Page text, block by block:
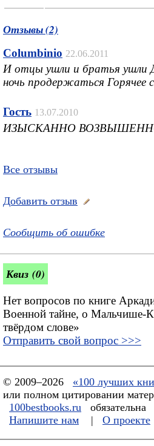
Отзывы (2)
Columbinio 22.06.2011
И отцы ушли и братья ушли
ночь продержаться Горячее
Гость 13.07.2010
ИЗЫСКАННО
Все отзывы
Добавить отзыв
Сообщить об ошибке
Квиз (0)
Нет вопросов по книге
Военной тайне, о Мальчише-
твёрдом слове»
Отправить свой вопрос >>>
© 2009–2026 «100 лучших
или полном цитировании
100bestbooks.ru
обязательна
Напишите нам
| О проекте